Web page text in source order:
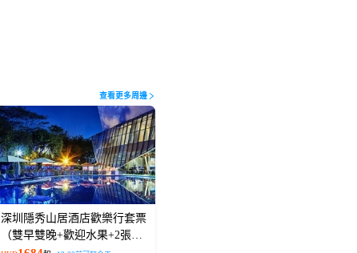
查看更多周邊
深圳隱秀山居酒店歡樂行套票
（雙早雙晚+歡迎水果+2張高